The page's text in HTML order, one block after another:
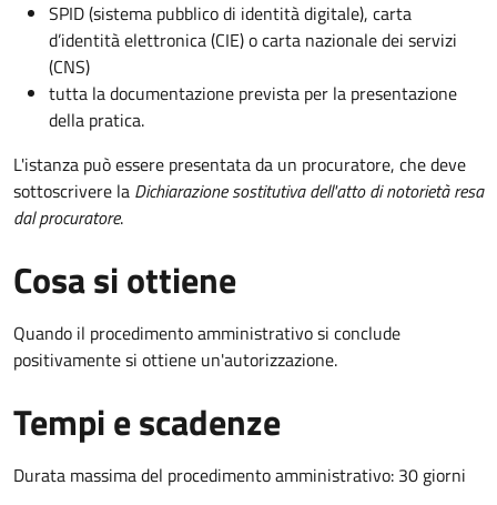
SPID (sistema pubblico di identità digitale), carta
d’identità elettronica (CIE) o carta nazionale dei servizi
(CNS)
tutta la documentazione prevista per la presentazione
della pratica.
L'istanza può essere presentata da un procuratore, che deve
sottoscrivere la Dichiarazione sostitutiva dell'atto di notorietà resa
dal procuratore.
Cosa si ottiene
Quando il procedimento amministrativo si conclude
positivamente si ottiene un'autorizzazione.
Tempi e scadenze
Durata massima del procedimento amministrativo: 30 giorni